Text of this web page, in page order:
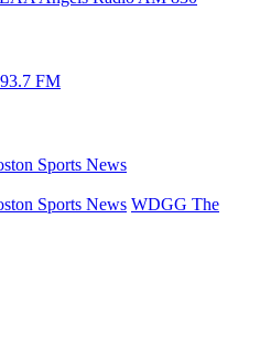
FM
Sports News
Sports News WDGG The